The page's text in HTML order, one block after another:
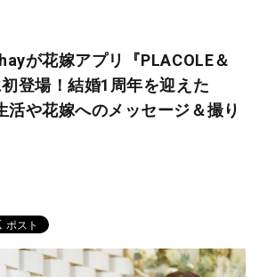
が花嫁アプリ『PLACOLE＆
登場！結婚1周年を迎えた
活や花嫁へのメッセージ＆撮り